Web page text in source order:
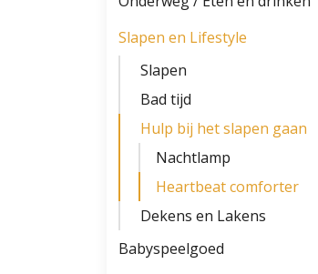
Slapen en Lifestyle
Slapen
Bad tijd
Hulp bij het slapen gaan
Nachtlamp
Heartbeat comforter
Dekens en Lakens
Babyspeelgoed